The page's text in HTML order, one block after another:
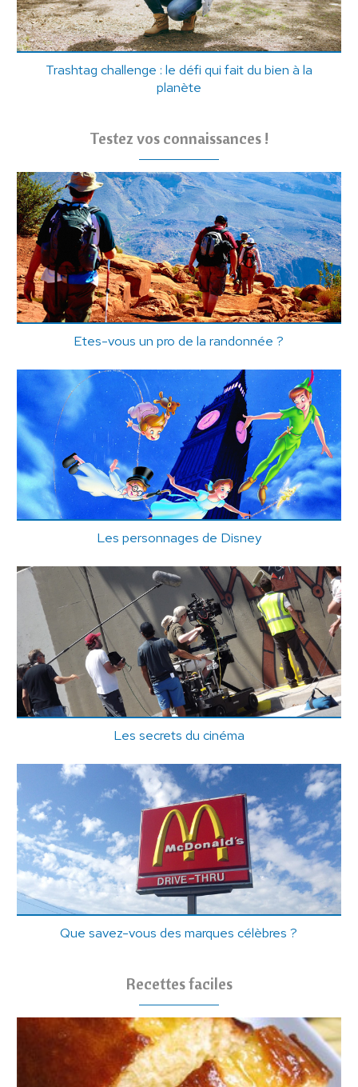
Trashtag challenge : le défi qui fait du bien à la
planète
Testez vos connaissances !
Etes-vous un pro de la randonnée ?
Les personnages de Disney
Les secrets du cinéma
Que savez-vous des marques célèbres ?
Recettes faciles